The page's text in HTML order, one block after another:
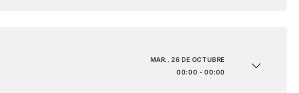
MAR., 26 DE OCTUBRE
00:00 - 00:00